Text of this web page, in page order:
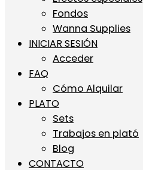
Fondos
Wanna Supplies
INICIAR SESIÓN
Acceder
FAQ
Cómo Alquilar
PLATO
Sets
Trabajos en plató
Blog
CONTACTO